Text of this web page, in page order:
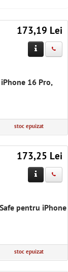
173,19 Lei
16 Pro,
stoc epuizat
173,25 Lei
pentru iPhone
stoc epuizat